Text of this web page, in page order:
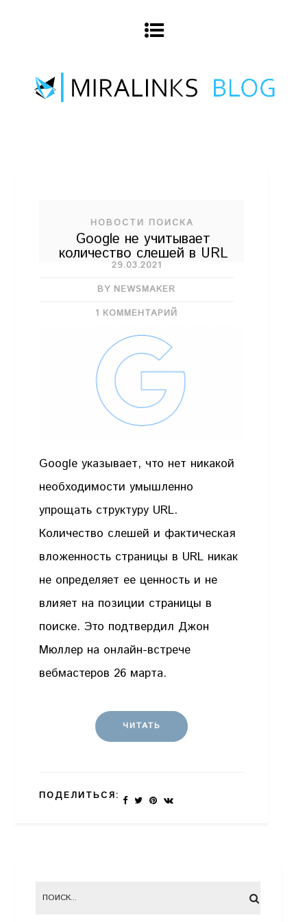
НОВОСТИ ПОИСКА
Google не учитывает
количество слешей в URL
29.03.2021
BY NEWSMAKER
1 КОММЕНТАРИЙ
Google указывает, что нет никакой
необходимости умышленно
упрощать структуру URL.
Количество слешей и фактическая
вложенность страницы в URL никак
не определяет ее ценность и не
влияет на позиции страницы в
поиске. Это подтвердил Джон
Мюллер на онлайн-встрече
вебмастеров 26 марта.
ЧИТАТЬ
ПОДЕЛИТЬСЯ: